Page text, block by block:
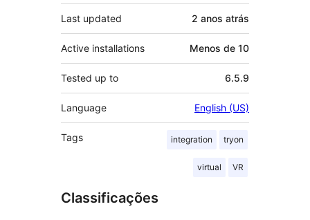
Last updated 2 anos atrás
Active installations Menos de 10
Tested up to 6.5.9
Language English (US)
Tags integration tryon
virtual VR
Classificações